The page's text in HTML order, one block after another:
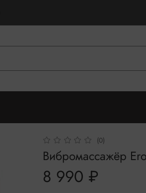
(0)
Вибромассажёр
8 990 ₽